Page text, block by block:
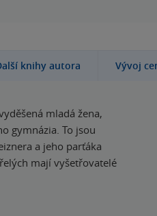
knihy autora Vývoj
mladá žena,
gymnázia. To jsou
a jeho parťáka
mají vyšetřovatelé